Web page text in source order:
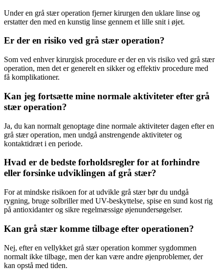
Under en grå stær operation fjerner kirurgen den uklare linse og
erstatter den med en kunstig linse gennem et lille snit i øjet.
Er der en risiko ved grå stær operation?
Som ved enhver kirurgisk procedure er der en vis risiko ved grå stær
operation, men det er generelt en sikker og effektiv procedure med
få komplikationer.
Kan jeg fortsætte mine normale aktiviteter efter grå
stær operation?
Ja, du kan normalt genoptage dine normale aktiviteter dagen efter en
grå stær operation, men undgå anstrengende aktiviteter og
kontaktidræt i en periode.
Hvad er de bedste forholdsregler for at forhindre
eller forsinke udviklingen af grå stær?
For at mindske risikoen for at udvikle grå stær bør du undgå
rygning, bruge solbriller med UV-beskyttelse, spise en sund kost rig
på antioxidanter og sikre regelmæssige øjenundersøgelser.
Kan grå stær komme tilbage efter operationen?
Nej, efter en vellykket grå stær operation kommer sygdommen
normalt ikke tilbage, men der kan være andre øjenproblemer, der
kan opstå med tiden.